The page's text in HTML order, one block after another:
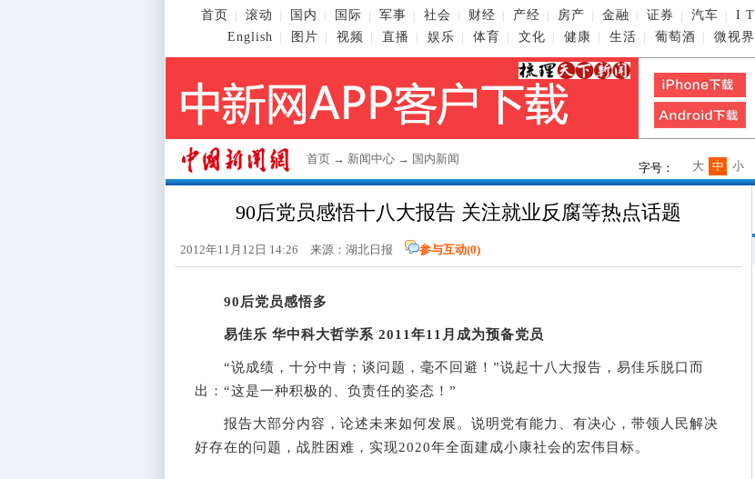
首页 滚动 国内 国际 军事 社会 财经 产经 房产 金融 证券 汽车 I T
English
图片 视频 直播 娱乐 体育 文化 健康 生活 葡萄酒 微视界
首页 → 新闻中心 → 国内新闻
字号： 小
中
大
90后党员感悟十八大报告 关注就业反腐等热点话题
2012年11月12日 14:26 来源：湖北日报 参与互动(0)
90后党员感悟多
易佳乐 华中科大哲学系 2011年11月成为预备党员
“说成绩，十分中肯；谈问题，毫不回避！”说起十八大报告，易佳乐脱口而
出：“这是一种积极的、负责任的姿态！”
报告大部分内容，论述未来如何发展。说明党有能力、有决心，带领人民解决
好存在的问题，战胜困难，实现2020年全面建成小康社会的宏伟目标。